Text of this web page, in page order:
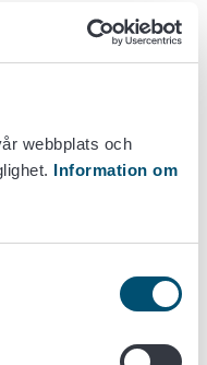
webbplats och
Information om
allmänna anvisningar
med
att minska
som
(EU)